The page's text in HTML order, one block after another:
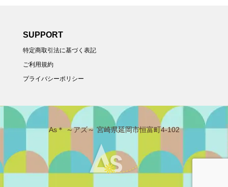
SUPPORT
特定商取引法に基づく表記
ご利用規約
プライバシーポリシー
As＊ ～アズ～ 宮崎県延岡市恒富町4-102